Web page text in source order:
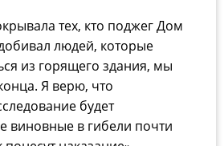
тех, кто поджег Дом
людей, которые
из горящего здания, мы
Я верю, что
будет
виновные в гибели почти